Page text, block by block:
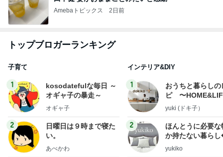
Amebaトピックス 2日前
トップブロガーランキング
子育て
1
kosodatefulな毎日 ～
オギャ子の暴走～
オギャ子
2
日曜日は９時まで寝た
い。
あべかわ
インテリア&DIY
1
おうちと暮らしの
ピ 〜
yuki (ドキ子）
2
ほんとうに必要な
か持たない暮ら
ep Life Simple◆
yukiko